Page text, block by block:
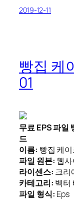
2019-12-11
빵집 케
01
무료 EPS 파일
드
이름: 빵집 케
파일 원본: 웹
라이센스: 크리
카테고리: 벡터
파일 형식: Eps